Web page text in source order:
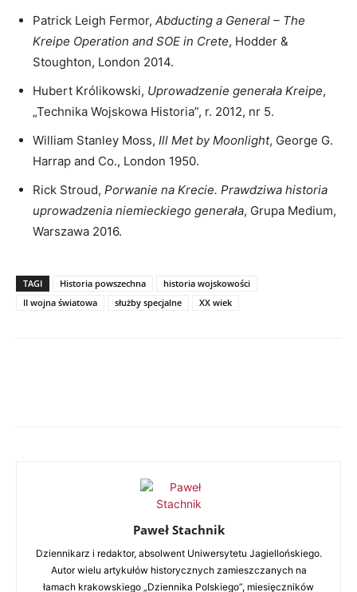
Patrick Leigh Fermor, Abducting a General – The
Kreipe Operation and SOE in Crete, Hodder &
Stoughton, London 2014.
Hubert Królikowski, Uprowadzenie generała Kreipe,
„Technika Wojskowa Historia”, r. 2012, nr 5.
William Stanley Moss, Ill Met by Moonlight, George G.
Harrap and Co., London 1950.
Rick Stroud, Porwanie na Krecie. Prawdziwa historia
uprowadzenia niemieckiego generała, Grupa Medium,
Warszawa 2016.
TAGI Historia powszechna
historia wojskowości
II wojna światowa
służby specjalne XX wiek
Paweł Stachnik
Dziennikarz i redaktor, absolwent Uniwersytetu Jagiellońskiego.
Autor wielu artykułów historycznych zamieszczanych na
łamach krakowskiego „Dziennika Polskiego”, miesięczników